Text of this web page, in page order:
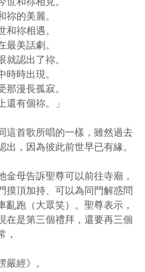
的美麗。
祢相遇。
美話劇。
認出了祢。
時出現。
漫長孤寂。
有個祢。」
這首歌所唱的一樣，雖然過去
，因為彼此前世早已有緣。
母告訴聖尊可以前往寺廟，
摸頂加持、可以為同門解惑問
跑（大眾笑）。聖尊表示，
在是第三個禮拜，還要再三個
經》。